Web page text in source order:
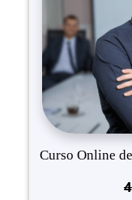
Curso Online